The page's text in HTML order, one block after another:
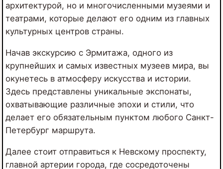
архитектурой, но и многочисленными музеями и
театрами, которые делают его одним из главных
культурных центров страны.
Начав экскурсию с Эрмитажа, одного из
крупнейших и самых известных музеев мира, вы
окунетесь в атмосферу искусства и истории.
Здесь представлены уникальные экспонаты,
охватывающие различные эпохи и стили, что
делает его обязательным пунктом любого Санкт-
Петербург маршрута.
Далее стоит отправиться к Невскому проспекту,
главной артерии города, где сосредоточены